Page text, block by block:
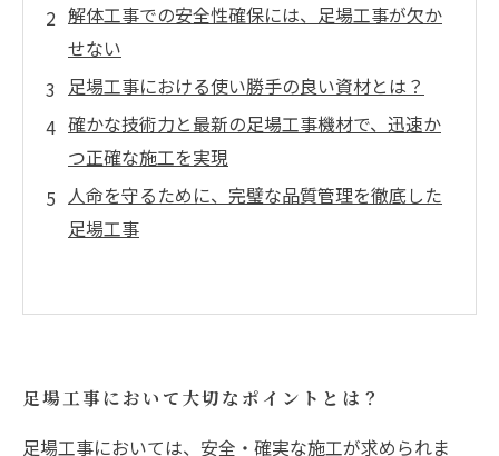
解体工事での安全性確保には、足場工事が欠か
せない
足場工事における使い勝手の良い資材とは？
確かな技術力と最新の足場工事機材で、迅速か
つ正確な施工を実現
人命を守るために、完璧な品質管理を徹底した
足場工事
足場工事において大切なポイントとは？
足場工事においては、安全・確実な施工が求められま